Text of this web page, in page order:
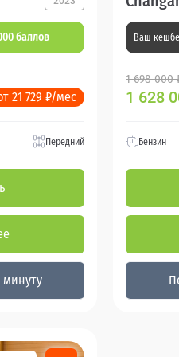
баллов
21 729 ₽/мес
Передний
Ваш
1 698 000
1 628
Бензин